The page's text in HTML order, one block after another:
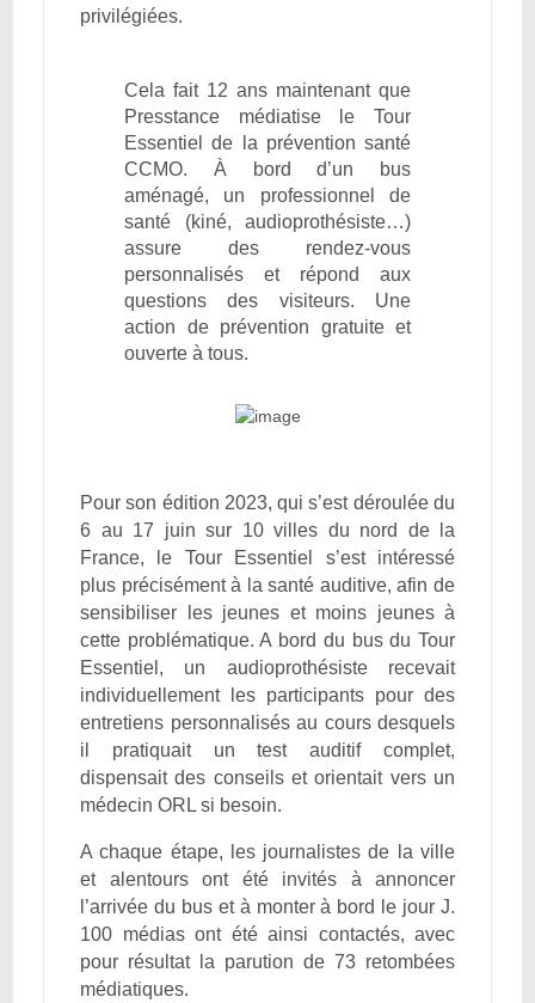
privilégiées.
Cela fait 12 ans maintenant que
Presstance médiatise le Tour
Essentiel de la prévention santé
CCMO. À bord d’un bus
aménagé, un professionnel de
santé (kiné, audioprothésiste…)
assure des rendez-vous
personnalisés et répond aux
questions des visiteurs. Une
action de prévention gratuite et
ouverte à tous.
Pour son édition 2023, qui s’est déroulée du
6 au 17 juin sur 10 villes du nord de la
France, le Tour Essentiel s’est intéressé
plus précisément à la santé auditive, afin de
sensibiliser les jeunes et moins jeunes à
cette problématique. A bord du bus du Tour
Essentiel, un audioprothésiste recevait
individuellement les participants pour des
entretiens personnalisés au cours desquels
il pratiquait un test auditif complet,
dispensait des conseils et orientait vers un
médecin ORL si besoin.
A chaque étape, les journalistes de la ville
et alentours ont été invités à annoncer
l’arrivée du bus et à monter à bord le jour J.
100 médias ont été ainsi contactés, avec
pour résultat la parution de 73 retombées
médiatiques.